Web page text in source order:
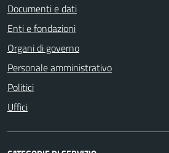
Documenti e dati
Enti e fondazioni
Organi di governo
Personale amministrativo
Politici
Uffici